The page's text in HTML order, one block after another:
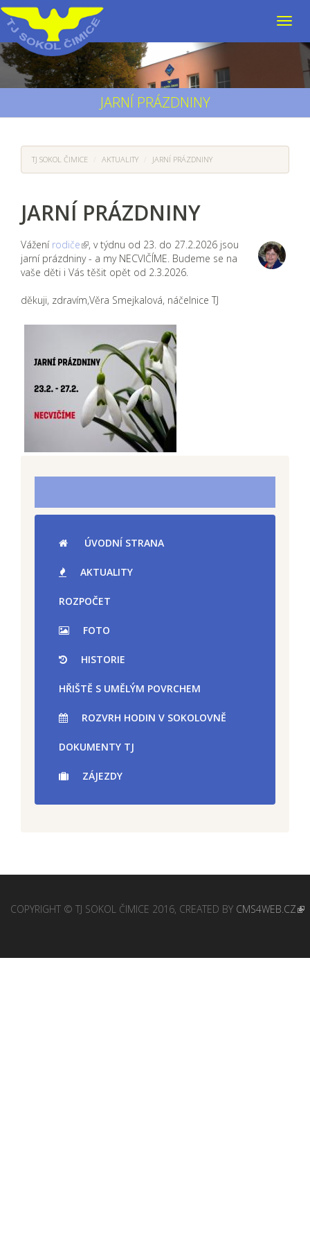
JARNÍ PRÁZDNINY
TJ SOKOL ČIMICE AKTUALITY JARNÍ PRÁZDNINY
JARNÍ PRÁZDNINY
Vážení rodiče
, v týdnu od 23. do 27.2.2026 jsou
jarní prázdniny - a my NECVIČÍME. Budeme se na
vaše děti i Vás těšit opět od 2.3.2026.
děkuji, zdravím,Věra Smejkalová, náčelnice TJ
ÚVODNÍ STRANA
AKTUALITY
ROZPOČET
FOTO
HISTORIE
HŘIŠTĚ S UMĚLÝM POVRCHEM
ROZVRH HODIN V SOKOLOVNĚ
DOKUMENTY TJ
ZÁJEZDY
COPYRIGHT © TJ SOKOL ČIMICE 2016, CREATED BY CMS4WEB.CZ